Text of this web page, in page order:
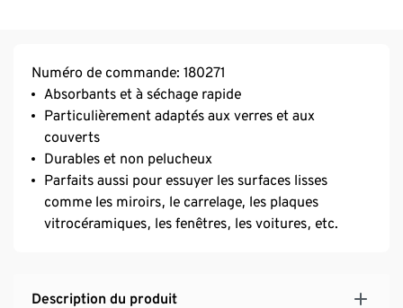
Numéro de commande: 180271
Absorbants et à séchage rapide
Particulièrement adaptés aux verres et aux
couverts
Durables et non pelucheux
Parfaits aussi pour essuyer les surfaces lisses
comme les miroirs, le carrelage, les plaques
vitrocéramiques, les fenêtres, les voitures, etc.
Description du produit